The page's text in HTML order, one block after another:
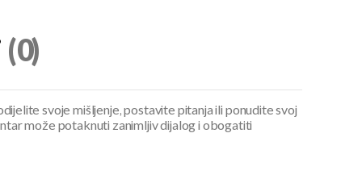
(0)
svoje mišljenje, postavite pitanja ili ponudite svoj
može potaknuti zanimljiv dijalog i obogatiti